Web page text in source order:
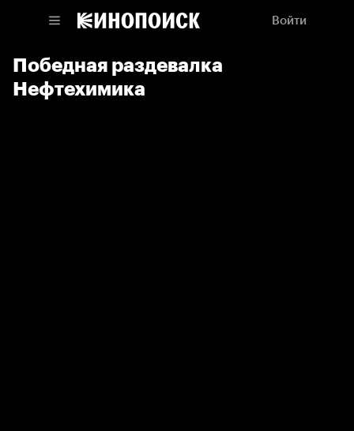
Войти
Победная раздевалка
Нефтехимика